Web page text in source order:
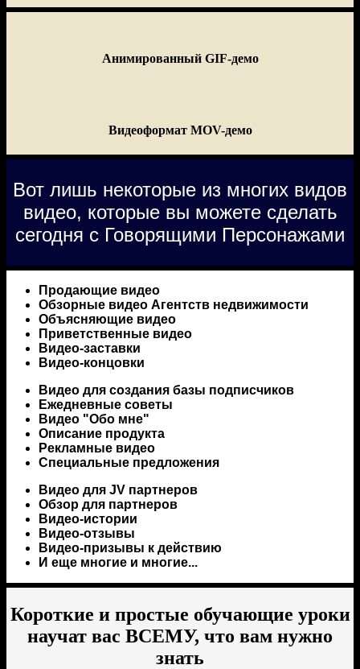
Анимированный GIF-демо
Видеоформат MOV-демо
Вот лишь некоторые из многих видов
видео, которые вы можете сделать
сегодня с Говорящими Персонажами
Продающие видео
Обзорные видео Агентств недвижимости
Объясняющие видео
Приветственные видео
Видео-заставки
Видео-концовки
Видео для создания базы подписчиков
Ежедневные советы
Видео "Обо мне"
Описание продукта
Рекламные видео
Специальные предложения
Видео для JV партнеров
Обзор для партнеров
Видео-истории
Видео-отзывы
Видео-призывы к действию
И еще многие и многие...
Короткие и простые обучающие уроки
научат вас ВСЕМУ, что вам нужно
знать